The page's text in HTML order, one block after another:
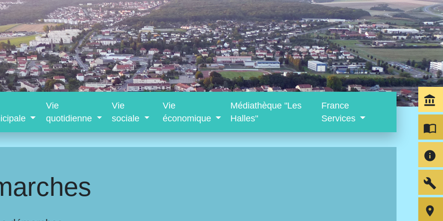
Vie
quotidienne
Vie
sociale
Vie
économique
Médiathèque "Les
Halles"
France
Services
account_balance
import_contacts
info
build
room